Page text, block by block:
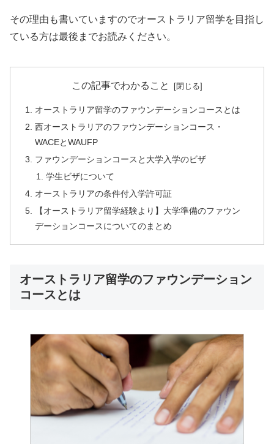
その理由も書いていますのでオーストラリア留学を目指し
ている方は最後までお読みください。
この記事でわかること
オーストラリア留学のファウンデーションコースとは
西オーストラリアのファウンデーションコース・
WACEとWAUFP
ファウンデーションコースと大学入学のビザ
学生ビザについて
オーストラリアの条件付入学許可証
【オーストラリア留学経験より】大学準備のファウン
デーションコースについてのまとめ
オーストラリア留学のファウンデーション
コースとは